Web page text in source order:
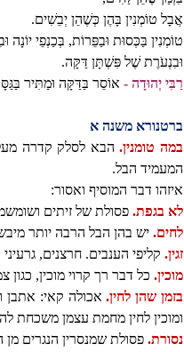
אֲבָל טוֹמְנִין בָּהֶן כְּשֶׁהֵן יְבֵשִׁים.
טוֹמְנִין בַּכְּסוּת וּבַפֵּרוֹת, בְּכַנְפֵי
וּבִנְעֹרֶת שֶׁל פִּשְׁתָּן דַּקָּה.
רַבִּי יְהוּדָה - אוֹסֵר בַּדַּקָּה וּמַתִּיר
ברטנורא משנה א
במה טומנין.הבא לסלק קדרה מעל
המעמיד הבל.
איזהו דבר המוסיף ואסור:
לא בגפת. פסולת של זיתים
לחים. יש בהן הבל הרבה יותר
זגין. קליפי הענבים. חרצנים,
מוכין. כל דבר רך קרוי מוכין,
בזמן שהן לחין.אכולה קאי: אתבן
ומוכין לחין מחמת עצמן משכחת
נסורת. פסולת שמנסרין הנגרים